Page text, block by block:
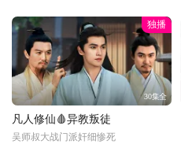
独播
30集全
凡人修仙🩸异教叛徒
吴师叔大战门派奸细惨死